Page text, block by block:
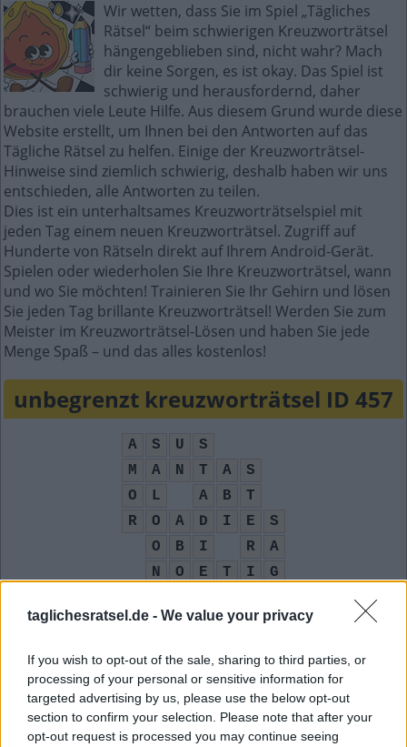
taglichesratsel.de - We value your privacy
If you wish to opt-out of the sale, sharing to third parties, or
processing of your personal or sensitive information for
targeted advertising by us, please use the below opt-out
section to confirm your selection. Please note that after your
opt-out request is processed you may continue seeing
Wir wetten, dass Sie im Spiel „Tägliches
Rätsel“ beim schwierigen Kreuzworträtsel
hängengeblieben sind, nicht wahr? Mach
dir keine Sorgen, es ist okay. Das Spiel ist
schwierig und herausfordernd, daher
brauchen viele Leute Hilfe. Aus diesem Grund wurde diese
Website erstellt, um Ihnen bei den Antworten auf das
Tägliche Rätsel zu helfen. Einige der Kreuzworträtsel-
Hinweise sind ziemlich schwierig, deshalb haben wir uns
entschieden, alle Antworten zu teilen.
Dies ist ein unterhaltsames Kreuzworträtselspiel mit
jeden Tag einem neuen Kreuzworträtsel. Zugriff auf
Hunderte von Rätseln direkt auf Ihrem Android-Gerät.
Spielen oder wiederholen Sie Ihre Kreuzworträtsel, wann
und wo Sie möchten! Trainieren Sie Ihr Gehirn und lösen
Sie jeden Tag brillante Kreuzworträtsel! Werden Sie zum
Meister im Kreuzworträtsel-Lösen und haben Sie jede
Menge Spaß – und das alles kostenlos!
unbegrenzt kreuzworträtsel ID 457
A S U
S
M
A N T A
S
O
L A B
T
R
O A D I E
S
O
B I R
A
N
O E T I
G
Computerhersteller aus Taiwan
A
S U S
M S
I